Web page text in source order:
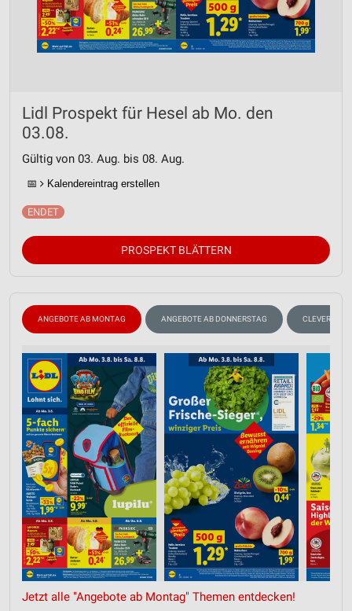
Lidl Prospekt für Hesel ab Mo. den
03.08.
Gültig von 03. Aug. bis 08. Aug.
📅 Kalendereintrag erstellen
PROSPEKT BLÄTTERN
ANGEBOTE AB MONTAG ANGEBOTE AB DONNERSTAG CLEVER
Jetzt alle "Angebote ab Montag" Themen entdecken!